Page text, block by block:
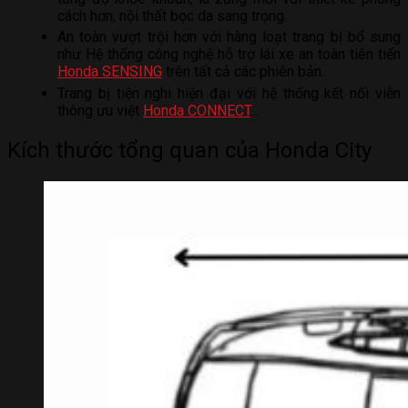
Honda SENSING
Honda CONNECT…